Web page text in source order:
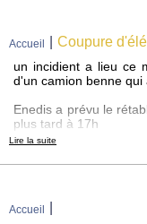
Accueil Coupure
un incidient a lieu ce
d'un camion benne
Enedis a prévu le
plus tard à 17h
Lire la suite
Accueil